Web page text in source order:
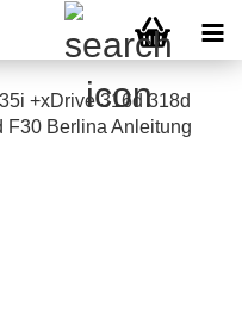
+xDrive 316d 318d
F30 Berlina Anleitung